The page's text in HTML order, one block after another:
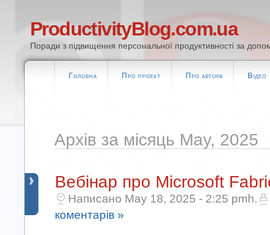
ProductivityBlog.com.ua
Поради з підвищення персональної продуктивності за
Головна Про проект Про автора Відео
Архів за місяць May, 2025
Вебінар про Microsoft
Написано May 18, 2025 - 2:25 pmh.
коментарів »